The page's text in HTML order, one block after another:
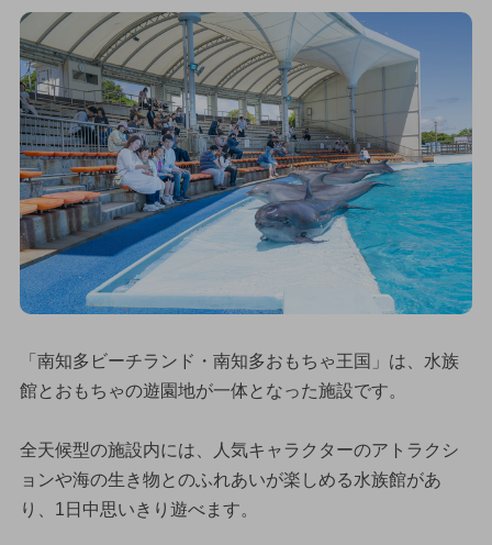
「南知多ビーチランド・南知多おもちゃ王国」は、水族
館とおもちゃの遊園地が一体となった施設です。
全天候型の施設内には、人気キャラクターのアトラクシ
ョンや海の生き物とのふれあいが楽しめる水族館があ
り、1日中思いきり遊べます。